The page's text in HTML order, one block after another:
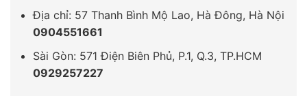
Địa chỉ: 57 Thanh Bình Mộ Lao, Hà Đông, Hà Nội
0904551661
Sài Gòn: 571 Điện Biên Phủ, P.1, Q.3, TP.HCM
0929257227